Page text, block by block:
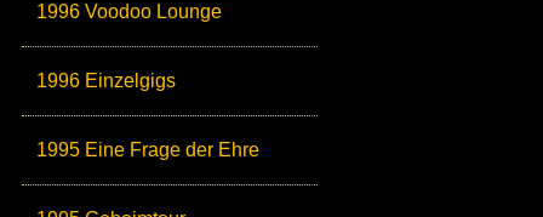
1996 Voodoo Lounge
1996 Einzelgigs
1995 Eine Frage der Ehre